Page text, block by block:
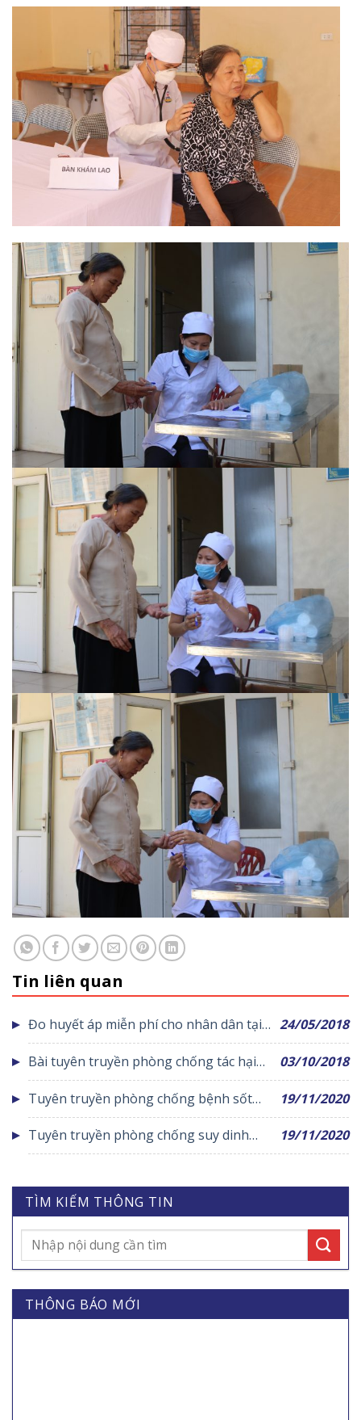
Tin liên quan
Đo huyết áp miễn phí cho nhân dân tại
Trung tâm y tế huyện Yên Lạc
24/05/2018
Bài tuyên truyền phòng chống tác hại
thuốc lá
03/10/2018
Tuyên truyền phòng chống bệnh sốt
xuất huyết
19/11/2020
Tuyên truyền phòng chống suy dinh
dưỡng trẻ em
19/11/2020
TÌM KIẾM THÔNG TIN
THÔNG BÁO MỚI